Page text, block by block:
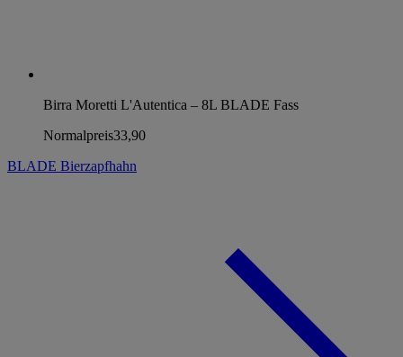
Birra Moretti L'Autentica – 8L BLADE Fass
Normalpreis33,90
BLADE Bierzapfhahn